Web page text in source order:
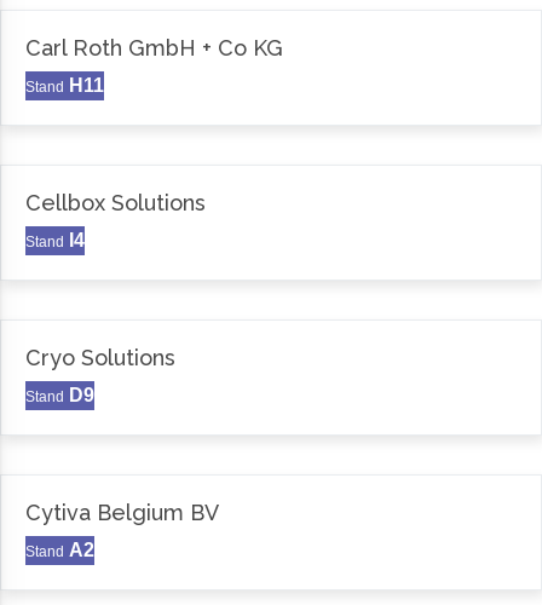
Carl Roth GmbH + Co KG
Stand H11
Cellbox Solutions
Stand I4
Cryo Solutions
Stand D9
Cytiva Belgium BV
Stand A2